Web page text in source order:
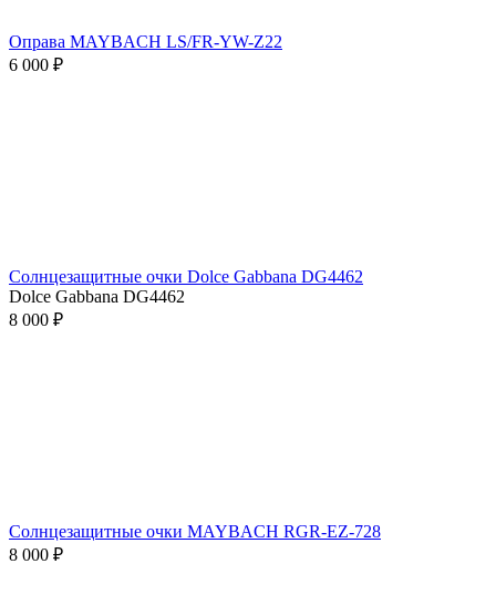
Оправа MAYBACH LS/FR-YW-Z22
6 000 ₽
Солнцезащитные очки Dolce Gabbana DG4462
Dolce Gabbana DG4462
8 000 ₽
Солнцезащитные очки MAYBACH RGR-EZ-728
8 000 ₽